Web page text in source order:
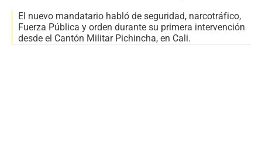
El nuevo mandatario habló de seguridad, narcotráfico,
Fuerza Pública y orden durante su primera intervención
desde el Cantón Militar Pichincha, en Cali.